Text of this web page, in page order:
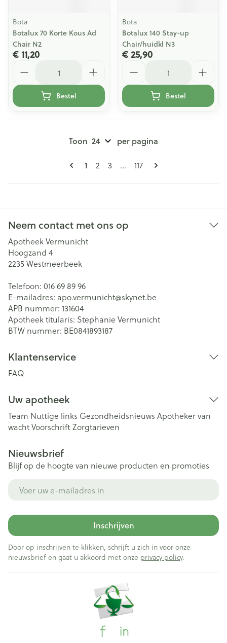
Bota
Botalux 70 Korte Kous Ad
Chair N2
€ 11,20
Bestel
Bota
Botalux 140 Stay-up
Chair/huidkl N3
€ 25,90
Bestel
Pagina's
U lees momenteel pagina
1 Pagina
2 Pagina
3 ... Pagina
117
Toon per pagina
Neem contact met ons op
Apotheek Vermunicht
Hoogzand 4
2235Westmeerbeek
Telefoon: 016 69 89 96
E-mailadres: apo.vermunicht@skynet.be
APB nummer: 131604
Apotheek titularis: Stephanie Vermunicht
BTW nummer: BE0841893187
Klantenservice
FAQ
Uw apotheek
Team Nuttige links Gezondheidsnieuws Apotheker van
wachtVoorschriftZorgtarieven
Nieuwsbrief
Blijf op de hoogte van nieuwe producten en promoties
Inschrijven
Door op inschrijven te klikken, schrijft u zich in voor onze
nieuwsbrief en gaat u akkoord met onze privacy policy.